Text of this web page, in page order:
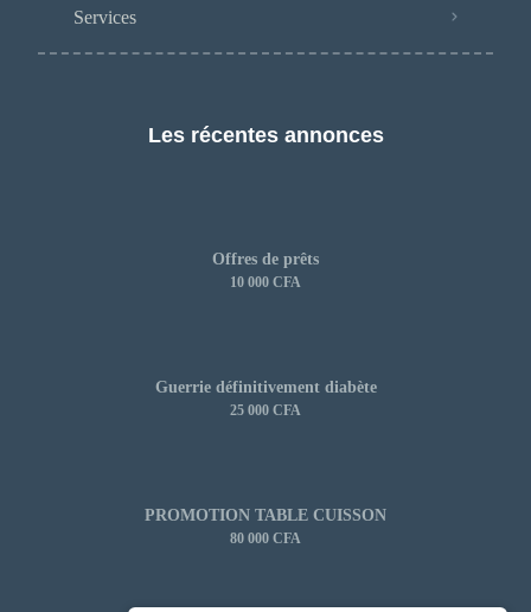
Services
Les récentes annonces
Offres de prêts
10 000 CFA
Guerrie définitivement diabète
25 000 CFA
PROMOTION TABLE CUISSON
80 000 CFA